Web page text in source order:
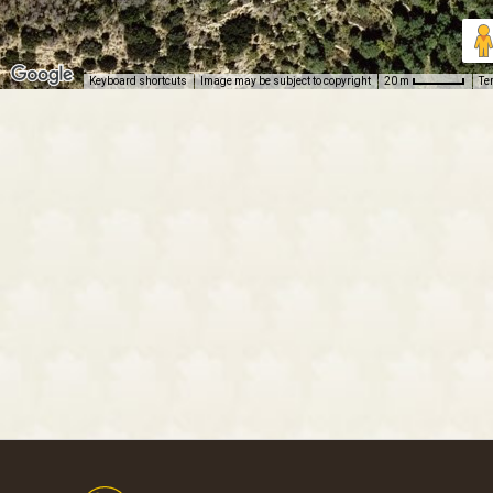
Keyboard shortcuts Image may be subject to copyright 20 m